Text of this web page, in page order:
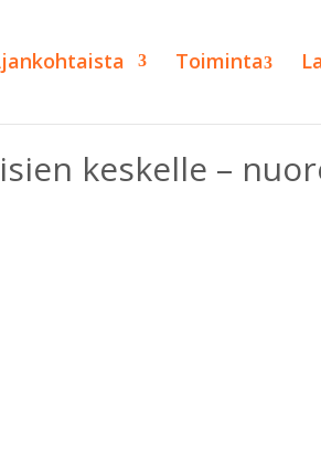
Toiminta
keskelle –